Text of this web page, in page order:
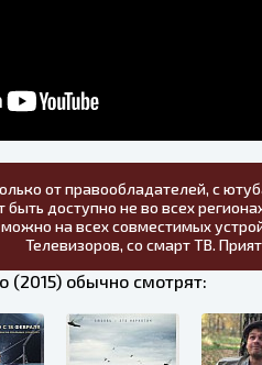
от правообладателей, с
доступно не во всех
на всех совместимых
Телевизоров, со смарт ТВ.
(2015) обычно смотрят: